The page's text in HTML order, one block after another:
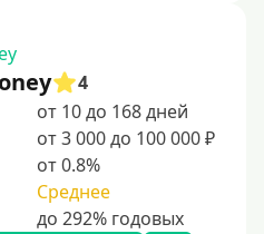
4
от 10 до 168 дней
от 3 000 до 100 000 ₽
от 0.8%
Среднее